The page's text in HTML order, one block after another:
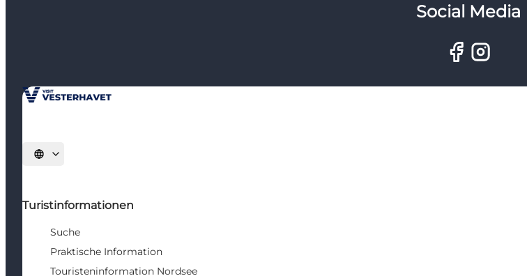
Social Media
Sprache auswählen
Turistinformationen
Suche
Praktische Information
Touristeninformation Nordsee